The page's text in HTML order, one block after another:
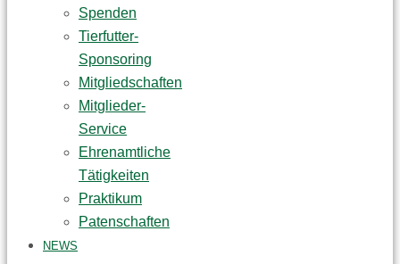
Spenden
Tierfutter-
Sponsoring
Mitgliedschaften
Mitglieder-
Service
Ehrenamtliche
Tätigkeiten
Praktikum
Patenschaften
NEWS